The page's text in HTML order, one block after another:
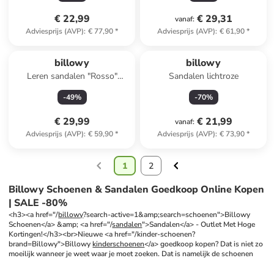
€ 22,99
Adviesprijs (AVP): € 77,90*
vanaf: € 29,31
Adviesprijs (AVP): € 61,90*
billowy
Leren sandalen "Rosso"
lichtroze
-49%
€ 29,99
Adviesprijs (AVP): € 59,90*
billowy
Sandalen lichtroze
-70%
vanaf: € 21,99
Adviesprijs (AVP): € 73,90*
1 2
Billowy Schoenen & Sandalen Goedkoop Online Kopen
| SALE -80%
<h3><a href="/billowy?search-active=1&amp;search=schoenen">Billowy
Schoenen</a> &amp; <a href="/sandalen">Sandalen</a> - Outlet Met Hoge
Kortingen!</h3><br>Nieuwe <a href="/kinder-schoenen?
brand=Billowy">Billowy kinderschoenen</a> goedkoop kopen? Dat is niet zo